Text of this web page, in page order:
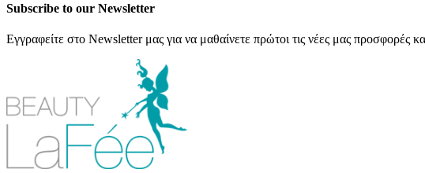
Subscribe to our Newsletter
Εγγραφείτε στο Newsletter μας για να μαθαίνετε πρώτοι τις νέες μας προσφορές